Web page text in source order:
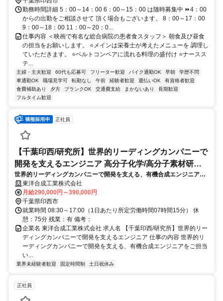
勤務時間詳細 5：00～14：00 6：00～15：00 は随時募集中 ⏩4：00
からの出勤をご相談させて 頂く場合もございます。 8：00～17：00
9：00～18：00 11：00～20：0...
仕事内容 ＜映画で有名な総合病院の患者食スタッフ＞ 朝食及び昼食
の担当をお願いします。 ⭐メインは栄養士が考えたメニューを 調理し
ていただきます。 ⭐ベルトコンベアに流れる料理の盛付け ⭐ナースス
テ...
主婦・主夫歓迎 60代も応募可 フリーター歓迎 バイク通勤OK 早朝
学歴不問
車通勤OK
職場見学可 転勤なし 午前 経験者歓迎 週払いOK
有資格者歓迎
食費補助あり
夕方 ブランクOK 交通費支給 まかないあり
長期歓迎
フルタイム歓迎
正社員
【千葉印西/研究所】世界的リーディングカンパニーで
開発を支えるエンジニア 高分子化学/高分子素材研究
開発
世界的リーディングカンパニーで開発を支える、有機合成エンジニアを
ご担当いただきます。
東洋合成工業株式会社
月給290,000円～390,000円
千葉県印西市
就業時間 08:30～17:00（1日あたり所定労働時間07時間15分） 休
憩：75分 残業：有 備考：
企業名 東洋合成工業株式会社 求人名 【千葉印西/研究所】世界的リー
ディングカンパニーで開発を支えるエンジニア 仕事の内容 世界的リ
ーディングカンパニーで開発を支える、有機合成エンジニアをご担当
い...
業界未経験者歓迎 固定時間制 土日祝休み
正社員